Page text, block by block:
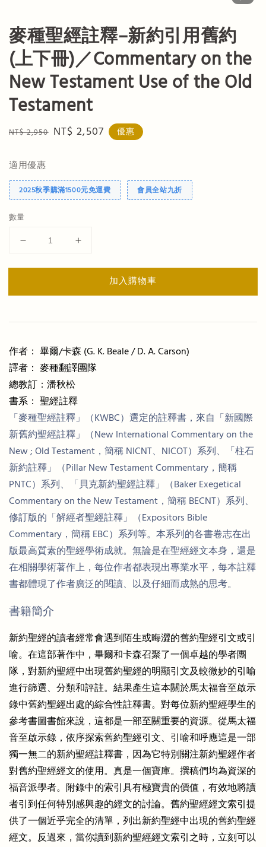
麥種聖經註釋–新約引用舊約
(上下冊)／Commentary on the
New Testament Use of the Old
Testament
Regular
NT$ 2,950 Sale
NT$ 2,507 優惠
適用優惠
2025秋季購滿1500元免運費 會員全站九折
數量
加入購物車
作者： 畢爾/卡森 (G. K. Beale / D. A. Carson)
譯者： 麥種翻譯團隊
總教訂：潘秋松
書系： 聖經註釋
「麥種聖經註釋」（KWBC）選定的註釋書，來自「新國際
新舊約聖經註釋」（New International Commentary on the
New ; Old Testament，簡稱 NICNT、NICOT）系列、「柱石
新約註釋」（Pillar New Testament Commentary，簡稱
PNTC）系列、「貝克新約聖經註釋」（Baker Exegetical
Commentary on the New Testament，簡稱 BECNT）系列、
修訂版的「解經者聖經註釋」（Expositors Bible
Commentary，簡稱 EBC）系列等。本系列的各書卷志在出
版最高質素的聖經學術成就。無論是在聖經經文本身，還是
在相關學術著作上，每位作者都表現出專業水平，每本註釋
書都體現了作者廣泛的閱讀、以及仔細而成熟的思考。
書籍簡介
新約聖經的讀者經常會遇到陌生或晦澀的舊約聖經引文或引
喻。在這部著作中，畢爾和卡森召聚了一個卓越的學者團
隊，對新約聖經中出現舊約聖經的明顯引文及較微妙的引喻
進行篩選、分類和評註。結果產生這本關於馬太福音至啟示
錄中舊約聖經出處的綜合性註釋書。對每位新約聖經學生的
參考書圖書館來說，這都是一部至關重要的資源。從馬太福
音至啟示錄，依序探索舊約聖經引文、引喻和呼應這是一部
獨一無二的新約聖經註釋書，因為它特別關注新約聖經作者
對舊約聖經經文的使用。真是一個寶庫。撰稿們均為資深的
福音派學者。附錄中的索引具有極寶貴的價值，有效地將讀
者引到任何特別感興趣的經文的討論。舊約聖經經文索引提
供了一個近乎完全的清單，列出新約聖經中出現的舊約聖經
經文。反過來，當你讀到新約聖經經文索引之時，立刻可以